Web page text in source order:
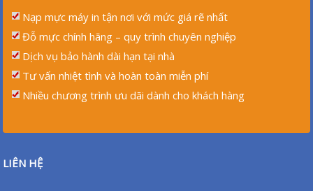
Nạp mực máy in tận nơi với mức giá rẽ nhất
Đỗ mực chính hãng – quy trình chuyên nghiệp
Dịch vụ bảo hành dài hạn tại nhà
Tư vấn nhiệt tình và hoàn toàn miễn phí
Nhiều chương trình ưu dãi dành cho khách hàng
LIÊN HỆ